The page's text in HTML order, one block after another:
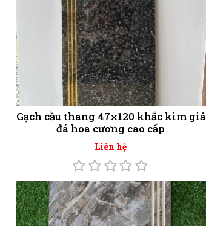
Gạch cầu thang 47x120 khắc kim giả
đá hoa cương cao cấp
Liên hệ